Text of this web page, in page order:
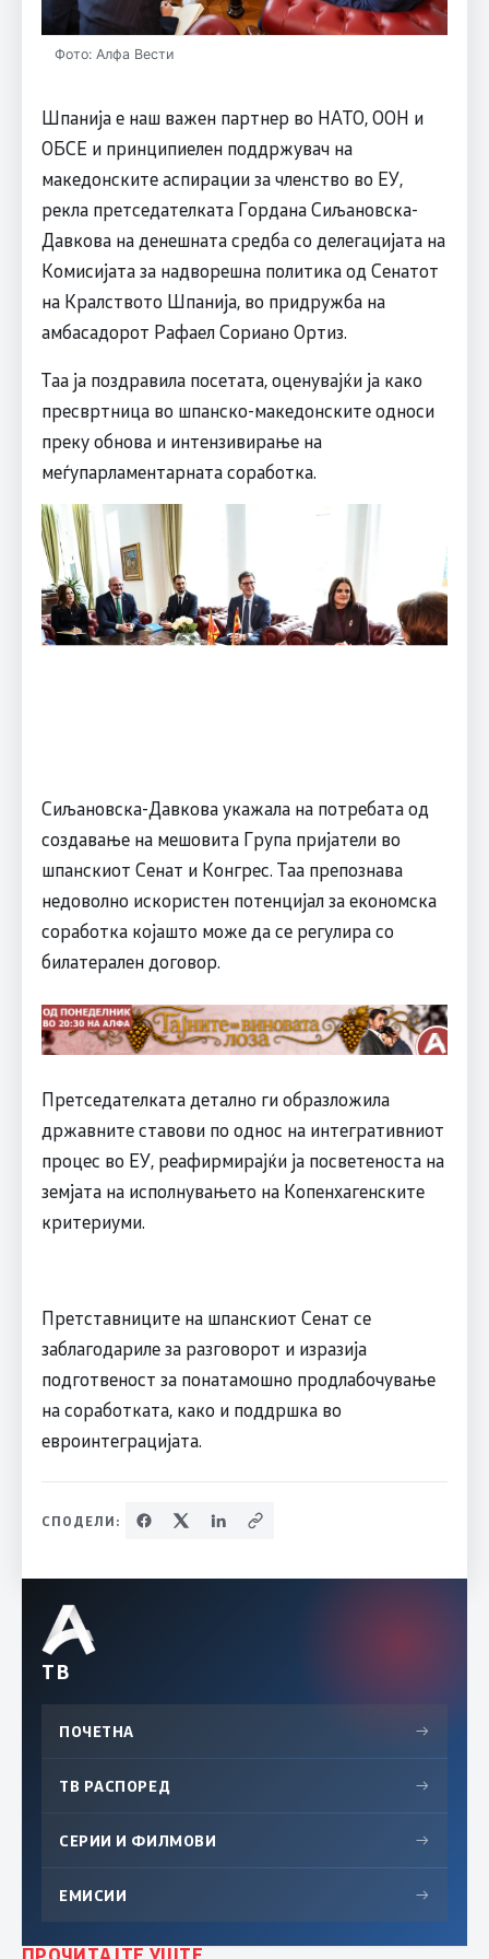
Фото: Алфа Вести
Шпанија е наш важен партнер во НАТО, ООН и
ОБСЕ и принципиелен поддржувач на
македонските аспирации за членство во ЕУ,
рекла претседателката Гордана Сиљановска-
Давкова на денешната средба со делегацијата на
Комисијата за надворешна политика од Сенатот
на Кралството Шпанија, во придружба на
амбасадорот Рафаел Сориано Ортиз.
Таа ја поздравила посетата, оценувајќи ја како
пресвртница во шпанско-македонските односи
преку обнова и интензивирање на
меѓупарламентарната соработка.
Сиљановска-Давкова укажала на потребата од
создавање на мешовита Група пријатели во
шпанскиот Сенат и Конгрес. Таа препознава
недоволно искористен потенцијал за економска
соработка којашто може да се регулира со
билатерален договор.
Претседателката детално ги образложила
државните ставови по однос на интегративниот
процес во ЕУ, реафирмирајќи ја посветеноста на
земјата на исполнувањето на Копенхагенските
критериуми.
Претставниците на шпанскиот Сенат се
заблагодариле за разговорот и изразија
подготвеност за понатамошно продлабочување
на соработката, како и поддршка во
евроинтеграцијата.
СПОДЕЛИ:
ТВ
ПОЧЕТНА →
ТВ РАСПОРЕД →
СЕРИИ И ФИЛМОВИ →
ЕМИСИИ →